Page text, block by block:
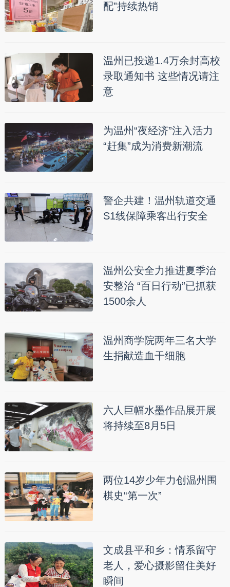
配”持续热销
温州已投递1.4万余封高校
录取通知书 这些情况请注
意
为温州“夜经济”注入活力
“赶集”成为消费新潮流
警企共建！温州轨道交通
S1线保障乘客出行安全
温州公安全力推进夏季治
安整治 “百日行动”已抓获
1500余人
温州商学院两年三名大学
生捐献造血干细胞
六人巨幅水墨作品展开展
将持续至8月5日
两位14岁少年力创温州围
棋史“第一次”
文成县平和乡：情系留守
老人，爱心摄影留住美好
瞬间